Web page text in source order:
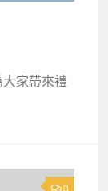
家帶來禮